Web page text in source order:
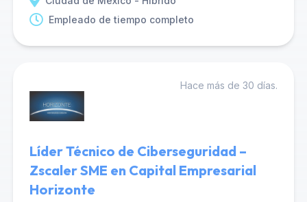
Empleado de tiempo completo
Hace más de 30 días.
Líder Técnico de Ciberseguridad –
Zscaler SME en Capital Empresarial
Horizonte